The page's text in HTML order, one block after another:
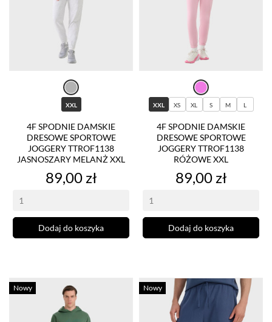
XXL
4F SPODNIE DAMSKIE
DRESOWE SPORTOWE
JOGGERY TTROF1138
JASNOSZARY MELANŻ XXL
Cena
89,00 zł
Dodaj do koszyka
XXL XS XL S M L
4F SPODNIE DAMSKIE
DRESOWE SPORTOWE
JOGGERY TTROF1138
RÓŻOWE XXL
Cena
89,00 zł
Dodaj do koszyka
Nowy Nowy